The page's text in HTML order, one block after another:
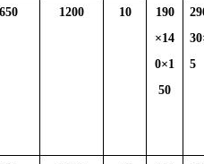
650 1200 10
190
×14
0×1
50
5